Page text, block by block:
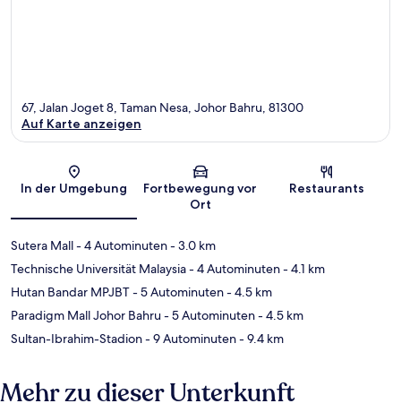
Karte
67, Jalan Joget 8, Taman Nesa, Johor Bahru, 81300
Auf Karte anzeigen
In der Umgebung
Fortbewegung vor
Ort
Restaurants
Sutera Mall- 4 Autominuten- 3.0 km
Technische Universität Malaysia- 4 Autominuten- 4.1 km
Hutan Bandar MPJBT- 5 Autominuten- 4.5 km
Paradigm Mall Johor Bahru- 5 Autominuten- 4.5 km
Sultan-Ibrahim-Stadion- 9 Autominuten- 9.4 km
Mehr zu dieser Unterkunft